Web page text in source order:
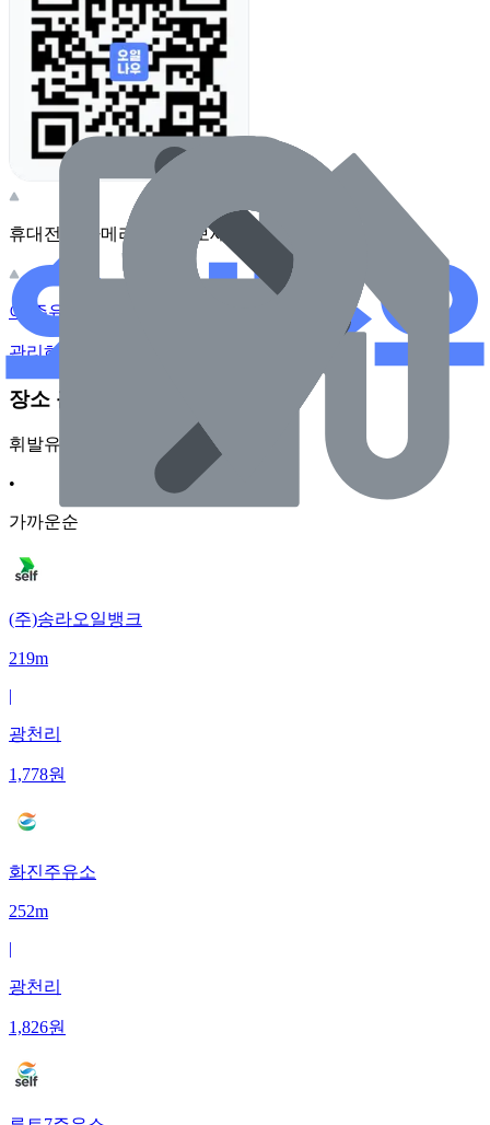
휴대전화 카메라로 찍어보세요
이 주유소의 사장님이신가요?
관리하기
장소 근처 주유소
휘발유
•
가까운순
(주)송라오일뱅크
219m
|
광천리
1,778원
화진주유소
252m
|
광천리
1,826원